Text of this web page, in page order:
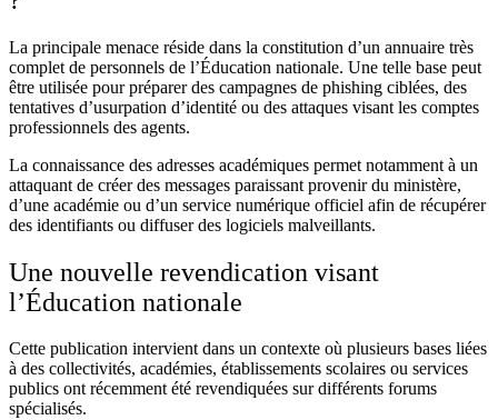
La principale menace réside dans la constitution d’un annuaire très
complet de personnels de l’Éducation nationale. Une telle base peut
être utilisée pour préparer des campagnes de phishing ciblées, des
tentatives d’usurpation d’identité ou des attaques visant les comptes
professionnels des agents.
La connaissance des adresses académiques permet notamment à un
attaquant de créer des messages paraissant provenir du ministère,
d’une académie ou d’un service numérique officiel afin de récupérer
des identifiants ou diffuser des logiciels malveillants.
Une nouvelle revendication visant
l’Éducation nationale
Cette publication intervient dans un contexte où plusieurs bases liées
à des collectivités, académies, établissements scolaires ou services
publics ont récemment été revendiquées sur différents forums
spécialisés.